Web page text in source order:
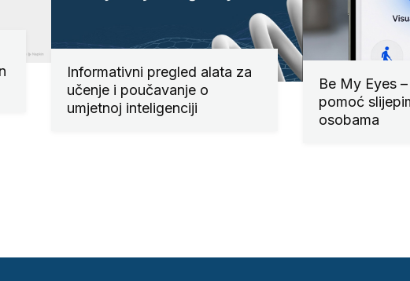
Informativni pregled alata za
učenje i poučavanje o
umjetnoj inteligenciji
Be My Eyes
pomoć
osobama